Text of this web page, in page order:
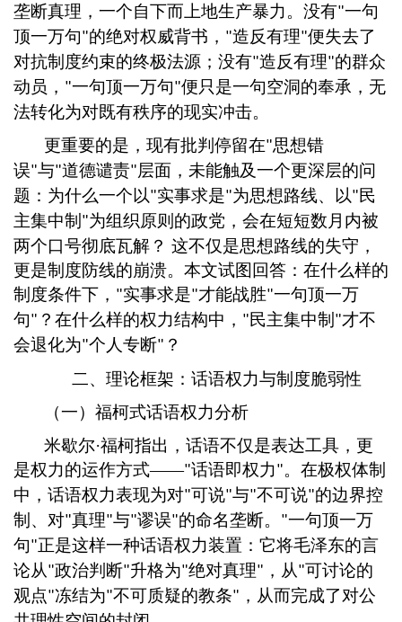
垄断真理，一个自下而上地生产暴力。没有"一句
顶一万句"的绝对权威背书， "造反有理"便失去了
对抗制度约束的终极法源；没有"造反有理"的群众
动员， "一句顶一万句"便只是一句空洞的奉承，无
法转化为对既有秩序的现实冲击。
更重要的是，现有批判停留在"思想错
误"与"道德谴责"层面，未能触及一个更深层的问
题：为什么一个以"实事求是"为思想路线、以" 民
主集中制 "为组织原则的政党，会在短短数月内被
两个口号彻底瓦解？ 这不仅是思想路线的失守，
更是制度防线的崩溃。本文试图回答：在什么样的
制度条件下， "实事求是"才能战胜"一句顶一万
句" ？在什么样的权力结构中， " 民主集中制 "才不
会退化为"个人专断" ？
二、理论框架：话语权力与制度脆弱性
（一）福柯式话语权力分析
米歇尔·福柯指出，话语不仅是表达工具，更
是权力的运作方式——"话语即权力"。在极权体制
中，话语权力表现为对"可说"与"不可说"的边界控
制、对"真理"与"谬误"的命名垄断。 "一句顶一万
句"正是这样一种话语权力装置：它将毛泽东的言
论从"政治判断"升格为"绝对真理" ，从"可讨论的
观点"冻结为"不可质疑的教条" ，从而完成了对公